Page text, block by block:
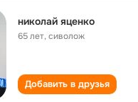
николай яценко
65 лет,сиволож
Добавить в друзья